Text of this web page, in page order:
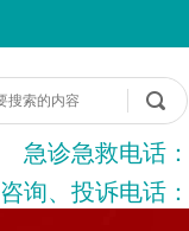
急诊急救电话：
咨询、投诉电话：